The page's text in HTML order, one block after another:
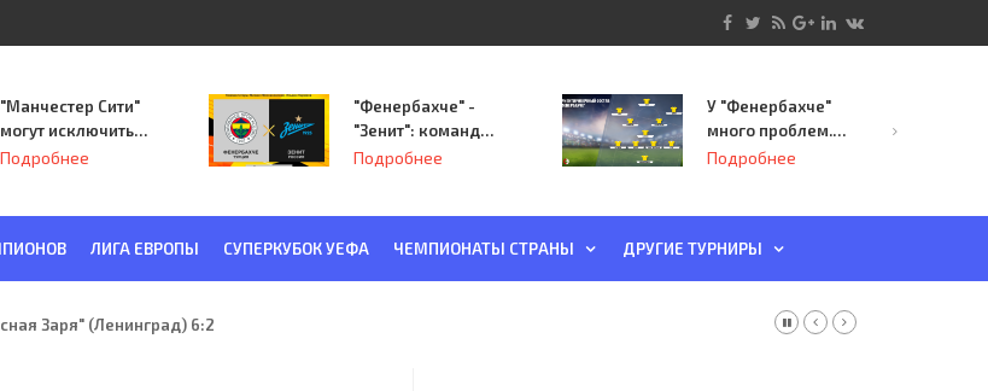
"Манчестер Сити"
могут исключить
из Лиги
Подробнее
"Фенербахче" -
"Зенит": команда
Семака начинает
Подробнее
У "Фенербахче"
много проблем.
Но он опасен для
Подробнее
ЛИГА ЕВРОПЫ СУПЕРКУБОК УЕФА ЧЕМПИОНАТЫ СТРАНЫ ДРУГИЕ ТУРНИРЫ
Заря" (Ленинград) 6:2